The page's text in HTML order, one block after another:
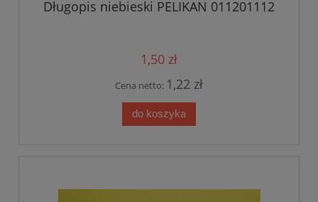
Długopis niebieski PELIKAN 011201112
1,50 zł
Cena netto: 1,22 zł
do koszyka